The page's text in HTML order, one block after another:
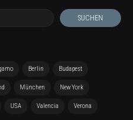
Berlin Budapest
München New York
USA Valencia Verona